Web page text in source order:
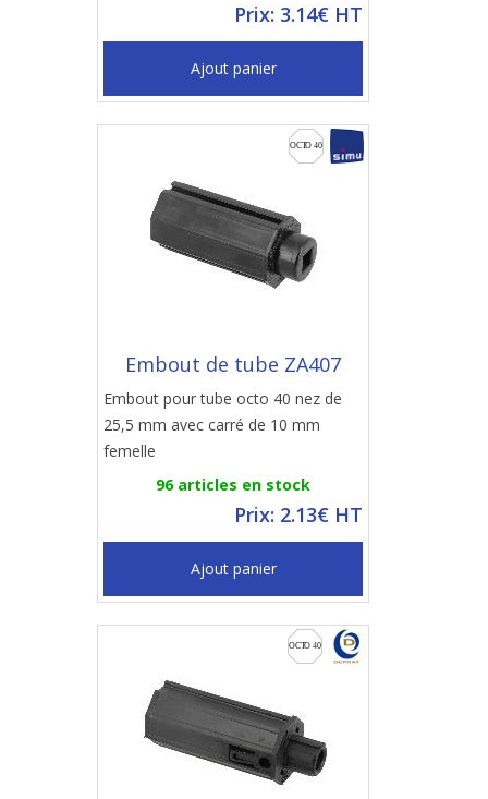
Prix: 3.14€ HT
Ajout panier
Embout de tube ZA407
Embout pour tube octo 40 nez de
25,5 mm avec carré de 10 mm
femelle
96 articles en stock
Prix: 2.13€ HT
Ajout panier